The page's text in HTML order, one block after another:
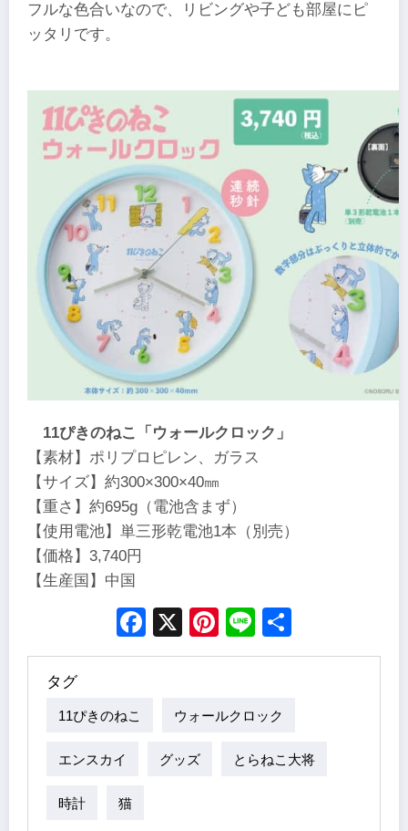
フルな色合いなので、リビングや子ども部屋にピ
ッタリです。
11ぴきのねこ「ウォールクロック」
【素材】ポリプロピレン、ガラス
【サイズ】約300×300×40㎜
【重さ】約695g（電池含まず）
【使用電池】単三形乾電池1本（別売）
【価格】3,740円
【生産国】中国
Facebook
X Pinterest
Line
タグ
11ぴきのねこ ウォールクロック
エンスカイ グッズ とらねこ大将
時計 猫